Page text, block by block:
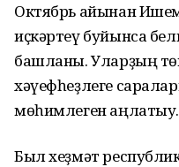
Октябрь айынан
иҫкәртеү буйынса
башланы. Уларҙың
хәүефһеҙлеге
мөһимлеген аңлатыу.
Был хеҙмәт